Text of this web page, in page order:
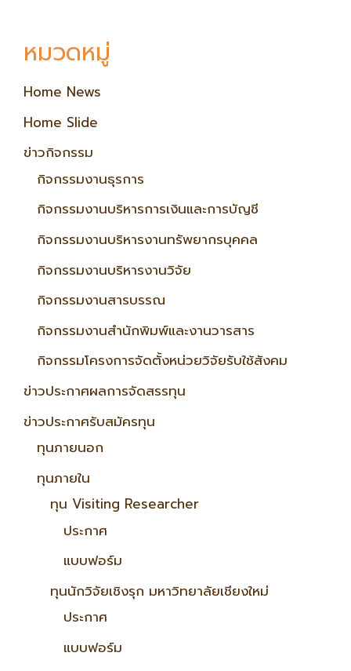
หมวดหมู่
Home News
Home Slide
ข่าวกิจกรรม
กิจกรรมงานธุรการ
กิจกรรมงานบริหารการเงินและการบัญชี
กิจกรรมงานบริหารงานทรัพยากรบุคคล
กิจกรรมงานบริหารงานวิจัย
กิจกรรมงานสารบรรณ
กิจกรรมงานสำนักพิมพ์และงานวารสาร
กิจกรรมโครงการจัดตั้งหน่วยวิจัยรับใช้สังคม
ข่าวประกาศผลการจัดสรรทุน
ข่าวประกาศรับสมัครทุน
ทุนภายนอก
ทุนภายใน
ทุน Visiting Researcher
ประกาศ
แบบฟอร์ม
ทุนนักวิจัยเชิงรุก มหาวิทยาลัยเชียงใหม่
ประกาศ
แบบฟอร์ม